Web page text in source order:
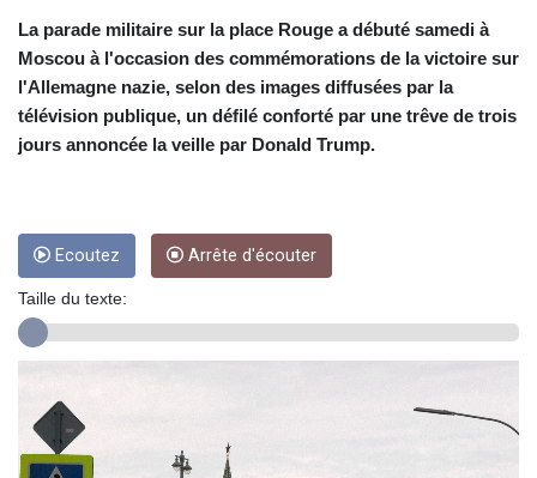
CRC 453.228387
CUC 1
CUP 26.5
CVE 95.372573
EUR 0.86495
GBP 0.742583
La parade militaire sur la place Rouge a débuté samedi à
Moscou à l'occasion des commémorations de la victoire sur
l'Allemagne nazie, selon des images diffusées par la
télévision publique, un défilé conforté par une trêve de trois
jours annoncée la veille par Donald Trump.
Ecoutez Arrête d'écouter
Taille du texte: